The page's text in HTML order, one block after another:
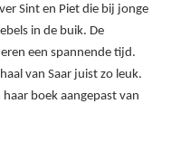
Sint en Piet die bij jonge
in de buik. De
een spannende tijd.
van Saar juist zo leuk.
boek aangepast van